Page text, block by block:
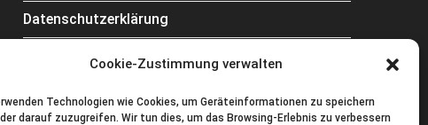
Cookie-Zustimmung verwalten
Technologien wie Cookies, um Geräteinformationen zu speichern
darauf zuzugreifen. Wir tun dies, um das Browsing-Erlebnis zu verbessern
Datenschutzerklärung